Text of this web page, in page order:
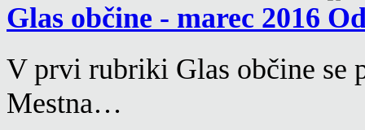
Glas občine - marec 2016
V prvi rubriki Glas občine se
Mestna…